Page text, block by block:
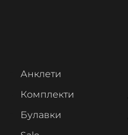
Анклети
Комплекти
Булавки